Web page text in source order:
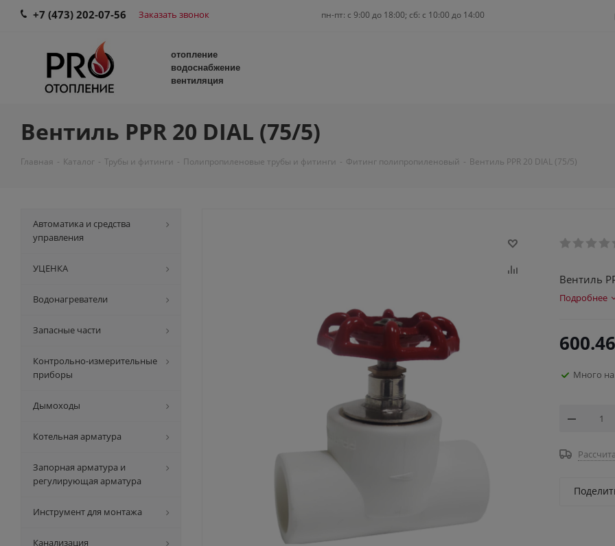
+7 (473) 202-07-56 Заказать звонок пн-пт: c 9:00 до 18:00; сб: с 10:00 до 14:00
отопление
водоснабжение
вентиляция
Вентиль PPR 20 DIAL (75/5)
Главная - Каталог - Трубы и фитинги - Полипропиленовые трубы и фитинги - Фитинг полипропиленовый - Вентиль PPR 20 DIAL (75/5)
Вентиль
Подробнее
600.46
Много на
Автоматика и средства
управления
УЦЕНКА
Водонагреватели
Запасные части
Контрольно-измерительные
приборы
Дымоходы
Котельная арматура
Запорная арматура и
регулирующая арматура
Инструмент для монтажа
Канализация